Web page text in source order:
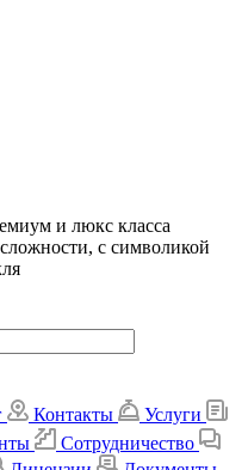
и люкс класса
с символикой
Контакты
Услуги
Сотрудничество